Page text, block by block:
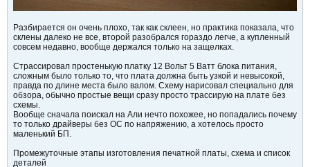
Разбирается он очень плохо, так как склеен, но практика показала, что
склены далеко не все, второй разобрался гораздо легче, а купленный
совсем недавно, вообще держался только на защелках.
Страссировал простенькую платку 12 Вольт 5 Ватт блока питания,
сложным было только то, что плата должна быть узкой и невысокой,
правда по длине места было валом. Схему нарисовал специально для
обзора, обычно простые вещи сразу просто трассирую на плате без
схемы.
Вообще сначала поискал на Али нечто похожее, но попадались почему
то только драйверы без ОС по напряжению, а хотелось просто
маленький БП.
Промежуточные этапы изготовления печатной платы, схема и список
деталей